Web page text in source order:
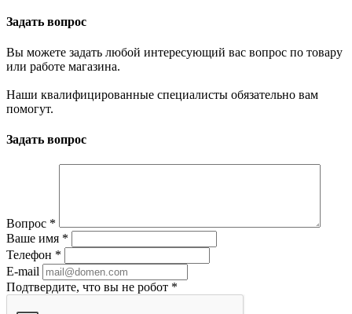
Задать вопрос
Вы можете задать любой интересующий вас вопрос по товару
или работе магазина.
Наши квалифицированные специалисты обязательно вам
помогут.
Задать вопрос
Вопрос *
Ваше имя *
Телефон *
E-mail
Подтвердите, что вы не робот *